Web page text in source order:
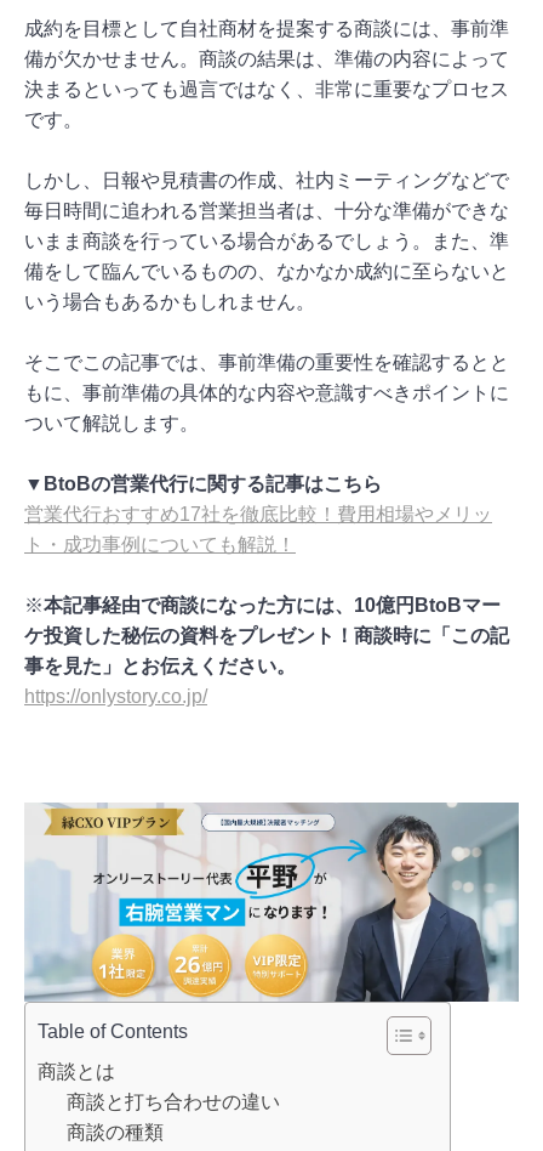
成約を目標として自社商材を提案する商談には、事前準
備が欠かせません。商談の結果は、準備の内容によって
決まるといっても過言ではなく、非常に重要なプロセス
です。
しかし、日報や見積書の作成、社内ミーティングなどで
毎日時間に追われる営業担当者は、十分な準備ができな
いまま商談を行っている場合があるでしょう。また、準
備をして臨んでいるものの、なかなか成約に至らないと
いう場合もあるかもしれません。
そこでこの記事では、事前準備の重要性を確認するとと
もに、事前準備の具体的な内容や意識すべきポイントに
ついて解説します。
▼BtoBの営業代行に関する記事はこちら
営業代行おすすめ17社を徹底比較！費用相場やメリッ
ト・成功事例についても解説！
※本記事経由で商談になった方には、10億円BtoBマー
ケ投資した秘伝の資料をプレゼント！商談時に「この記
事を見た」とお伝えください。
https://onlystory.co.jp/
Table of Contents
商談とは
商談と打ち合わせの違い
商談の種類